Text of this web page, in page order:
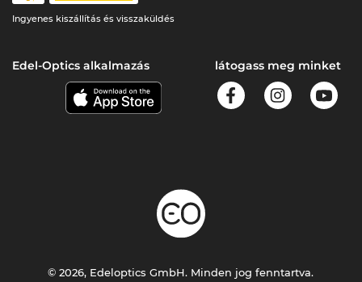
Ingyenes kiszállítás és visszaküldés
Edel-Optics alkalmazás látogass meg minket
© 2026, Edeloptics GmbH. Minden jog fenntartva.